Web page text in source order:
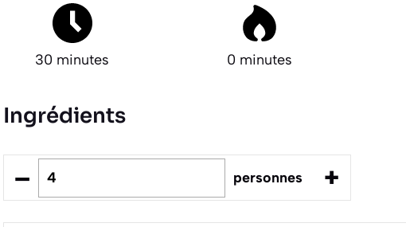
30 minutes 0 minutes
Ingrédients
– personnes +